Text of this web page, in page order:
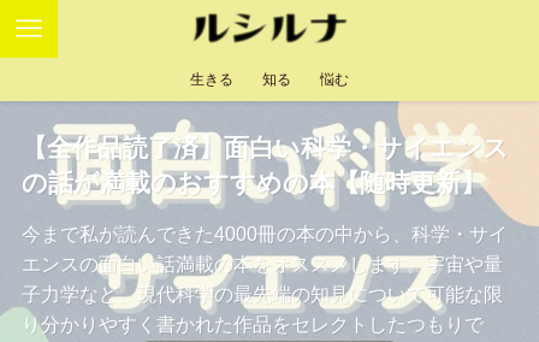
生きる 知る 悩む
【全作品読了済】面白い科学・サイエンス
の話が満載のおすすめの本【随時更新】
今まで私が読んできた4000冊の本の中から、科学・サイ
エンスの面白い話満載の本をオススメします。宇宙や量
子力学など、現代科学の最先端の知見について可能な限
り分かりやすく書かれた作品をセレクトしたつもりで